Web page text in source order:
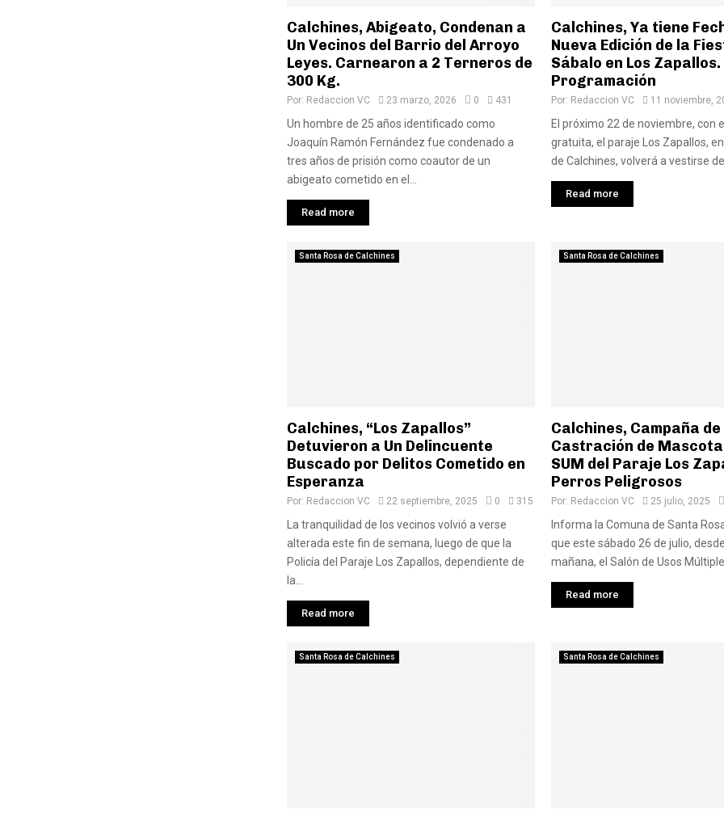
Calchines, Abigeato, Condenan a
Un Vecinos del Barrio del Arroyo
Leyes. Carnearon a 2 Terneros de
300 Kg.
Por: Redaccion VC 23 marzo, 2026 0 431
Un hombre de 25 años identificado como
Joaquín Ramón Fernández fue condenado a
tres años de prisión como coautor de un
abigeato cometido en el...
Read more
Calchines, Ya tiene
Nueva Edición de la
Sábalo en Los
Programación
Por: Redaccion VC 11 noviembre,
El próximo 22 de noviembre, con
gratuita, el paraje Los Zapallos,
de Calchines, volverá a vestirse
Read more
Santa Rosa de Calchines
Calchines, “Los Zapallos”
Detuvieron a Un Delincuente
Buscado por Delitos Cometido en
Esperanza
Por: Redaccion VC 22 septiembre, 2025 0 315
La tranquilidad de los vecinos volvió a verse
alterada este fin de semana, luego de que la
Policía del Paraje Los Zapallos, dependiente de
la...
Read more
Santa Rosa de Calchines
Calchines, Campaña de
Castración de
SUM del Paraje Los
Perros Peligrosos
Por: Redaccion VC 25 julio, 2025
Informa la Comuna de Santa
que este sábado 26 de julio,
mañana, el Salón de Usos
Read more
Santa Rosa de Calchines Santa Rosa de Calchines